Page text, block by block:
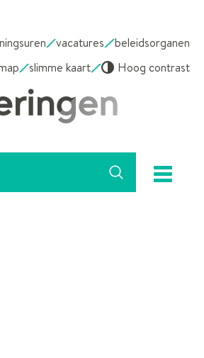
NAAR
vacatures
beleidsorganen
slimme kaart Hoog contrast
Zoeken